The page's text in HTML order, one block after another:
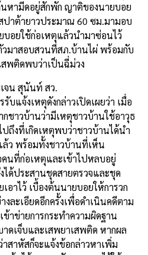
หามีดอยู่สักพัก ญาติของนายบอย
าต้ายาวประมาณ 60 ซม.มามอบ
อยใช้ก่อเหตุแล้วนำมาซ่อนไว้
มาสอบสวนที่สภ.บ้านไผ่ พร้อมกับ
สพติดพบว่าเป็นฉี่ม่วง
จน สุนันท์ สว.
บแจ้งเหตุดังกล่าวเปิดเผยว่า เมื่อ
ชาวบ้านว่ามีเหตุชาวบ้านใช้อาวุธ
ถึงที่เกิดเหตุพบว่าชาวบ้านได้นำ
ล้ว พร้อมทั้งชาวบ้านที่เห็น
นที่ก่อเหตุและเข้าไปหลบอยู่
ได้ประสานชุดสายตรวจและชุด
าไว้ เบื้องต้นนายบอยให้การวก
งละเอียดอีกครั้งเพื่อดำเนินคดีตาม
าข่ายการกระทำความผิดฐาน
ดเจ็บและเสพยาเสพติด หากผล
สาหัสก็จะแจ้งข้อกล่าวหาเพิ่ม